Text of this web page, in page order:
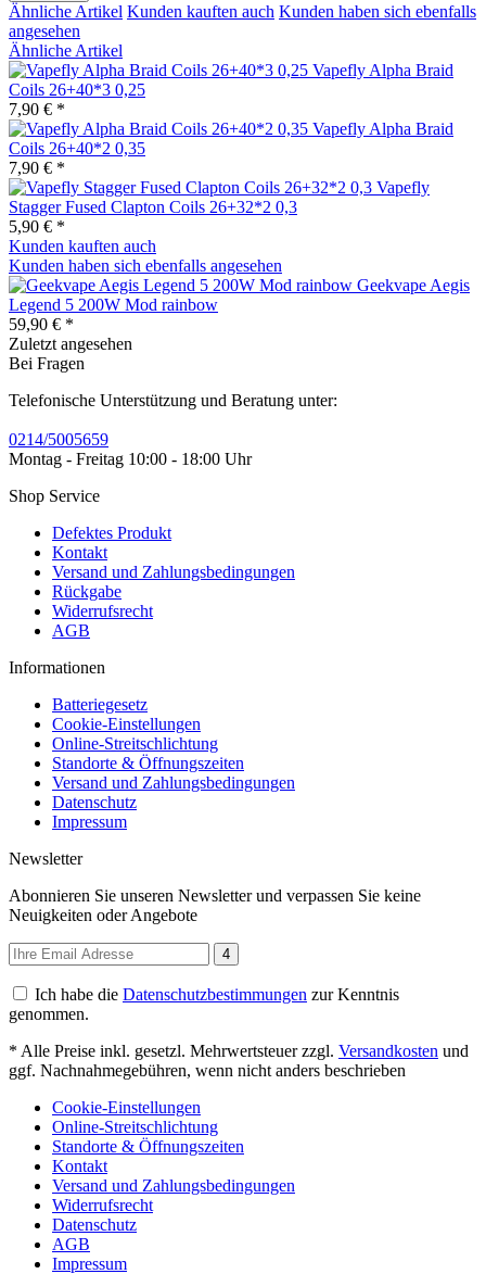
Ähnliche Artikel Kunden kauften auch Kunden haben sich ebenfalls
angesehen
Ähnliche Artikel
Vapefly Alpha Braid
Coils 26+40*3 0,25
7,90 € *
Vapefly Alpha Braid
Coils 26+40*2 0,35
7,90 € *
Vapefly
Stagger Fused Clapton Coils 26+32*2 0,3
5,90 € *
Kunden kauften auch
Kunden haben sich ebenfalls angesehen
Geekvape Aegis
Legend 5 200W Mod rainbow
59,90 € *
Zuletzt angesehen
Bei Fragen
Telefonische Unterstützung und Beratung unter:
0214/5005659
Montag - Freitag 10:00 - 18:00 Uhr
Shop Service
Defektes Produkt
Kontakt
Versand und Zahlungsbedingungen
Rückgabe
Widerrufsrecht
AGB
Informationen
Batteriegesetz
Cookie-Einstellungen
Online-Streitschlichtung
Standorte & Öffnungszeiten
Versand und Zahlungsbedingungen
Datenschutz
Impressum
Newsletter
Abonnieren Sie unseren Newsletter und verpassen Sie keine
Neuigkeiten oder Angebote
4
Ich habe die Datenschutzbestimmungen zur Kenntnis
genommen.
* Alle Preise inkl. gesetzl. Mehrwertsteuer zzgl. Versandkosten und
ggf. Nachnahmegebühren, wenn nicht anders beschrieben
Cookie-Einstellungen
Online-Streitschlichtung
Standorte & Öffnungszeiten
Kontakt
Versand und Zahlungsbedingungen
Widerrufsrecht
Datenschutz
AGB
Impressum